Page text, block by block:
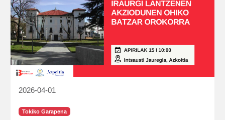
2026-04-01
Tokiko Garapena